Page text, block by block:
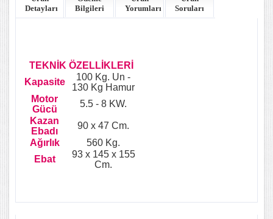
Detayları
Bilgileri
Yorumları
Soruları
TEKNİK ÖZELLİKLERİ
Kapasite
100 Kg. Un -
130 Kg Hamur
Motor
Gücü
5.5 - 8 KW.
Kazan
Ebadı
90 x 47 Cm.
Ağırlık
560 Kg.
Ebat
93 x 145 x 155
Cm.